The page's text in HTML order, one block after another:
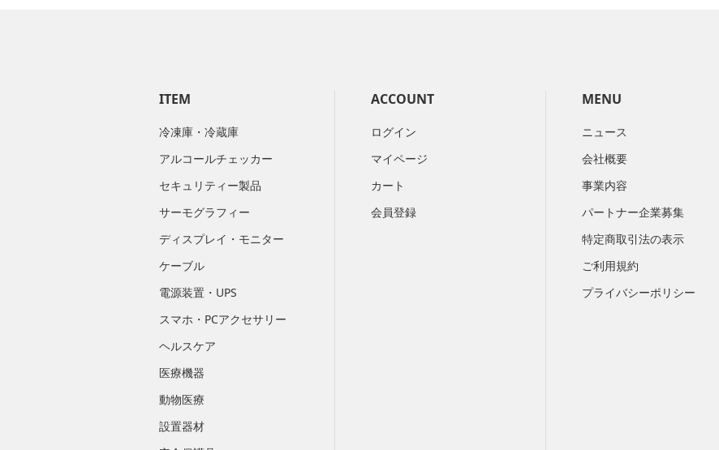
ITEM
冷凍庫・冷蔵庫
アルコールチェッカー
セキュリティー製品
サーモグラフィー
ディスプレイ・モニター
ケーブル
電源装置・UPS
スマホ・PCアクセサリー
ヘルスケア
医療機器
動物医療
設置器材
ACCOUNT
ログイン
マイページ
カート
会員登録
MENU
ニュース
会社概要
​事業内容
パートナー企業募集
特定商取引法の表示
ご利用規約
プライバシーポリシー